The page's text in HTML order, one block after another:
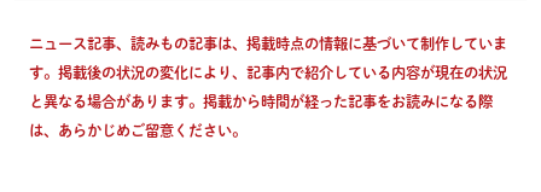
ニュース記事、読みもの記事は、掲載時点の情報に基づいて制作していま
す。掲載後の状況の変化により、記事内で紹介している内容が現在の状況
と異なる場合があります。掲載から時間が経った記事をお読みになる際
は、あらかじめご留意ください。